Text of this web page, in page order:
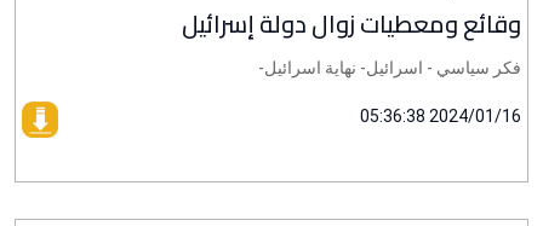
وقائع ومعطيات زوال دولة إسرائيل
فكر سياسي - اسرائيل- نهاية اسرائيل-
2024/01/16 05:36:38